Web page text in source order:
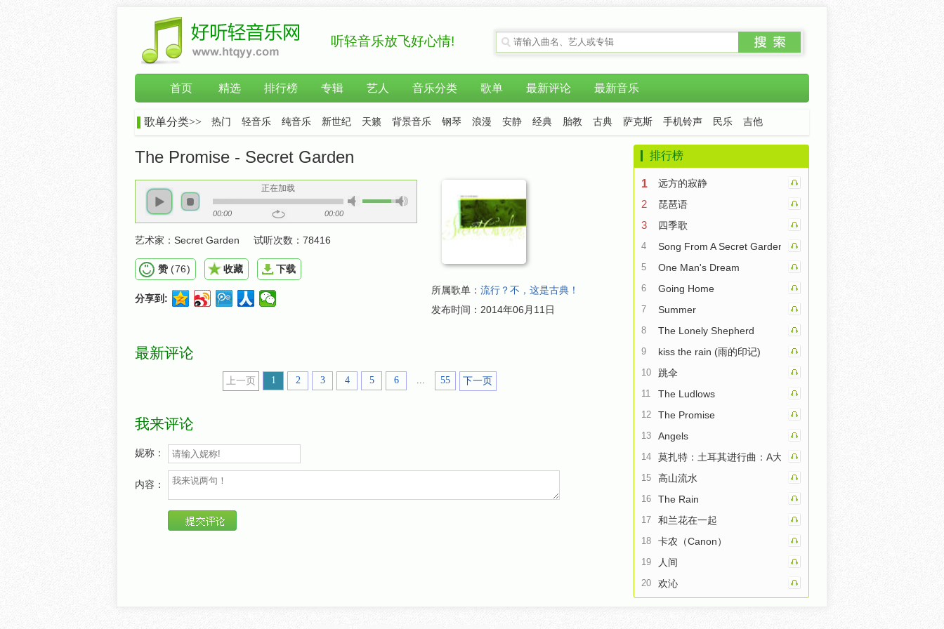
听轻音乐放飞好心情!
首页 精选 排行榜 专辑 艺人 音乐分类 歌单 最新评论 最新音乐
歌单分类>> 热门 轻音乐 纯音乐 新世纪 天籁 背景音乐 钢琴 浪漫 安静 经典 胎教 古典 萨克斯 手机铃声 民乐 吉他
The Promise - Secret Garden
正在加载
00:00 00:00
艺术家： Secret Garden 试听次数： 78416
赞 (76) 收藏 下载
分享到:
所属歌单： 流行？不，这是古典！
发布时间： 2014年06月11日
最新评论
上一页 1 2 3 4 5 6 ... 55 下一页
我来评论
妮称：
内容：
排行榜
1 远方的寂静
2 琵琶语
3 四季歌
4 Song From A Secret Garden
5 One Man's Dream
6 Going Home
7 Summer
8 The Lonely Shepherd
9 kiss the rain (雨的印记)
10 跳伞
11 The Ludlows
12 The Promise
13 Angels
14 莫扎特：土耳其进行曲：A大调钢琴奏鸣曲第三乐章
15 高山流水
16 The Rain
17 和兰花在一起
18 卡农（Canon）
19 人间
20 欢沁